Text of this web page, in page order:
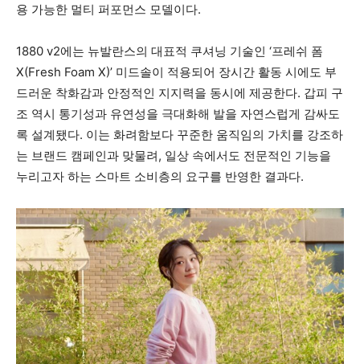
용 가능한 멀티 퍼포먼스 모델이다.
1880 v2에는 뉴발란스의 대표적 쿠셔닝 기술인 ‘프레쉬 폼
X(Fresh Foam X)’ 미드솔이 적용되어 장시간 활동 시에도 부
드러운 착화감과 안정적인 지지력을 동시에 제공한다. 갑피 구
조 역시 통기성과 유연성을 극대화해 발을 자연스럽게 감싸도
록 설계됐다. 이는 화려함보다 꾸준한 움직임의 가치를 강조하
는 브랜드 캠페인과 맞물려, 일상 속에서도 전문적인 기능을
누리고자 하는 스마트 소비층의 요구를 반영한 결과다.